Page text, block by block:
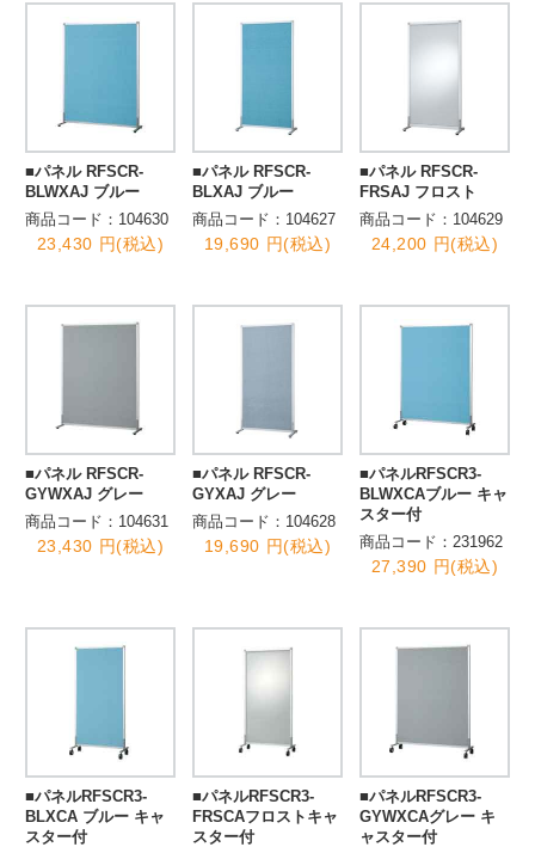
■パネル RFSCR-
BLWXAJ ブルー
商品コード：104630
23,430 円(税込)
■パネル RFSCR-
BLXAJ ブルー
商品コード：104627
19,690 円(税込)
■パネル RFSCR-
FRSAJ フロスト
商品コード：104629
24,200 円(税込)
■パネル RFSCR-
GYWXAJ グレー
商品コード：104631
23,430 円(税込)
■パネル RFSCR-
GYXAJ グレー
商品コード：104628
19,690 円(税込)
■パネルRFSCR3-
BLWXCAブルー キャ
スター付
商品コード：231962
27,390 円(税込)
■パネルRFSCR3-
BLXCA ブルー キャ
スター付
■パネルRFSCR3-
FRSCAフロストキャ
スター付
■パネルRFSCR3-
GYWXCAグレー キ
ャスター付